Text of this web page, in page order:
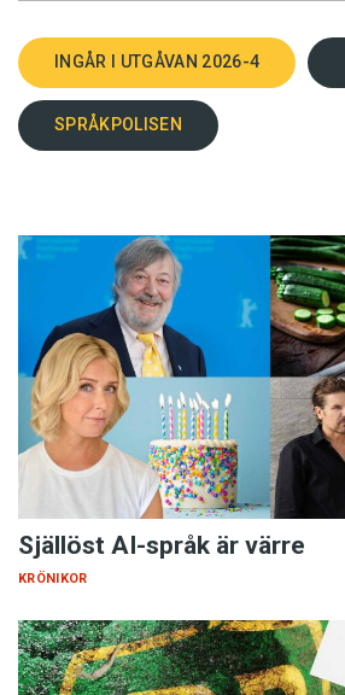
INGÅR I UTGÅVAN 2026-4
SPRÅKPOLISEN
Själlöst AI-språk är värre
KRÖNIKOR